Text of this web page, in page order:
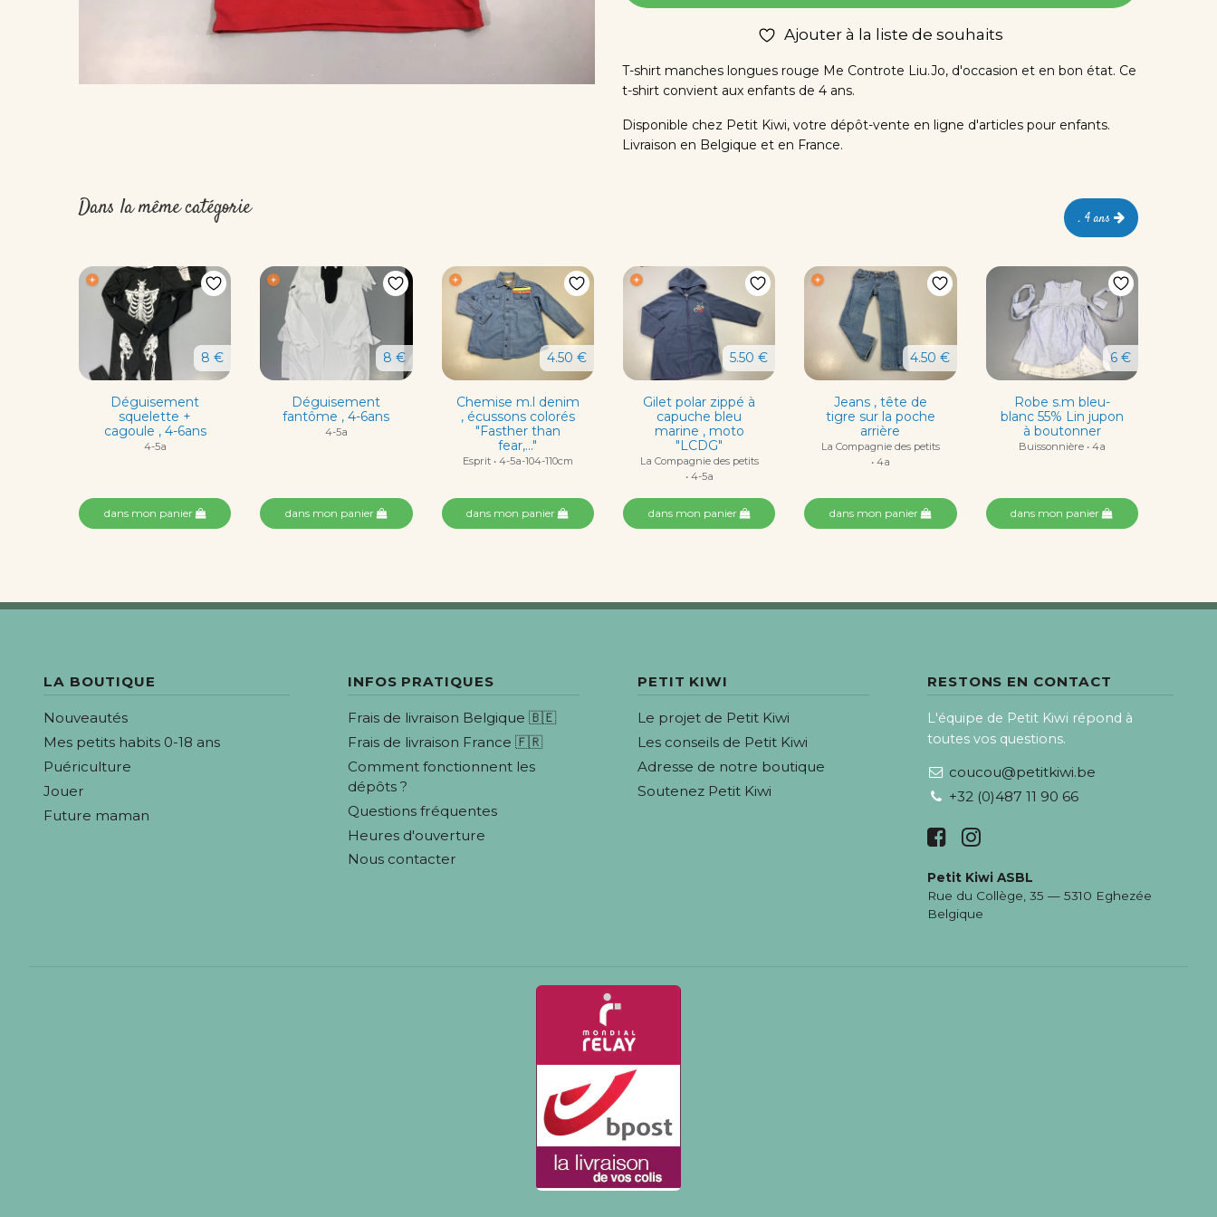
Ajouter à la liste de souhaits
T-shirt manches longues rouge Me Controte Liu.Jo, d'occasion et en bon état. Ce
t-shirt convient aux enfants de 4 ans.
Disponible chez Petit Kiwi, votre dépôt-vente en ligne d'articles pour enfants.
Livraison en Belgique et en France.
Dans la même catégorie . 4 ans
8 €
Déguisement
squelette +
cagoule , 4-6ans
4-5a
dans mon panier
8 €
Déguisement
fantôme , 4-6ans
4-5a
dans mon panier
4.50 €
Chemise m.l denim
, écussons colorés
"Fasther than
fear,..."
Esprit • 4-5a-104-110cm
dans mon panier
5.50 €
Gilet polar zippé à
capuche bleu
marine , moto
"LCDG"
La Compagnie des petits
• 4-5a
dans mon panier
4.50 €
Jeans , tête de
tigre sur la poche
arrière
La Compagnie des petits
• 4a
dans mon panier
6 €
Robe s.m bleu-
blanc 55% Lin jupon
à boutonner
Buissonnière • 4a
dans mon panier
LA BOUTIQUE
Nouveautés
Mes petits habits 0-18 ans
Puériculture
Jouer
Future maman
INFOS PRATIQUES
Frais de livraison Belgique 🇧🇪
Frais de livraison France 🇫🇷
Comment fonctionnent les
dépôts ?
Questions fréquentes
Heures d'ouverture
Nous contacter
PETIT KIWI
Le projet de Petit Kiwi
Les conseils de Petit Kiwi
Adresse de notre boutique
Soutenez Petit Kiwi
RESTONS EN CONTACT
L'équipe de Petit Kiwi répond à
toutes vos questions.
coucou@petitkiwi.be
+32 (0)487 11 90 66
Petit Kiwi ASBL
Rue du Collège, 35 — 5310 Eghezée
Belgique